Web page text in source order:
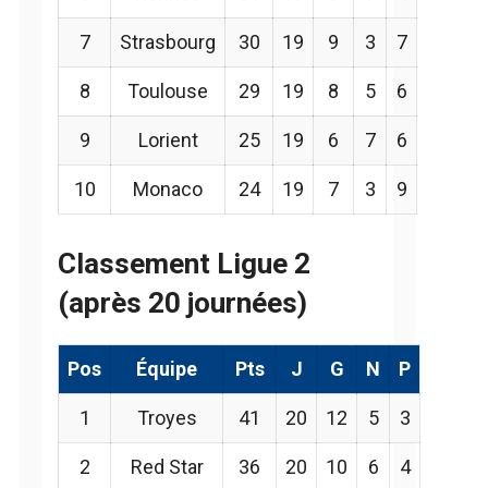
7 Strasbourg 30 19 9 3 7
8 Toulouse 29 19 8 5 6
9 Lorient 25 19 6 7 6
10 Monaco 24 19 7 3 9
Classement Ligue 2
(après 20 journées)
Pos Équipe Pts J G N P
1 Troyes 41 20 12 5 3
2 Red Star 36 20 10 6 4